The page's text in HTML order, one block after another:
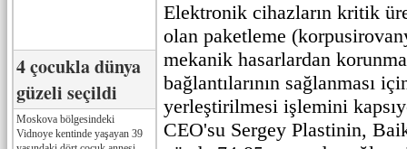
4 çocukla dünya
güzeli seçildi
Moskova bölgesindeki
Vidnoye kentinde yaşayan 39
Elektronik cihazların kritik
olan paketleme
mekanik hasarlardan
bağlantılarının sağlanması
yerleştirilmesi işlemini
CEO'su Sergey Plastinin,